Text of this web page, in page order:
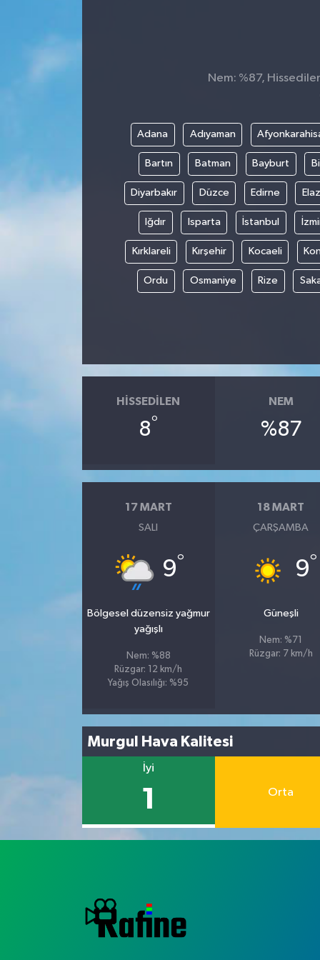
Nem: %87, Hissedilen
Adana Adıyaman
Bartın Batman Bayburt
Diyarbakır Düzce Edirne
Iğdır Isparta İstanbul
Kırklareli Kırşehir Kocaeli
Ordu Osmaniye Rize
HISSEDILEN
8°
NEM
%87
17 MART
SALI
9°
Bölgesel düzensiz yağmur
yağışlı
Nem: %88
Rüzgar: 12 km/h
Yağış Olasılığı: %95
18 MART
ÇARŞAMBA
9°
Güneşli
Nem: %71
Rüzgar: 7 km/h
Murgul Hava Kalitesi
İyi
1 Orta